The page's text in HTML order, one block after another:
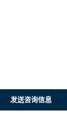
发送咨询信息